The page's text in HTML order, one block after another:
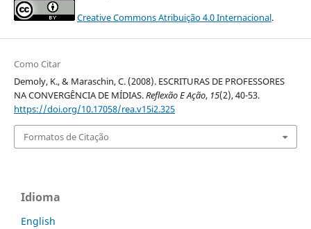
Creative Commons Atribuição 4.0 Internacional.
Como Citar
Demoly, K., & Maraschin, C. (2008). ESCRITURAS DE PROFESSORES
NA CONVERGÊNCIA DE MÍDIAS.Reflexão E Ação, 15(2), 40-53.
https://doi.org/10.17058/rea.v15i2.325
Formatos de Citação
Idioma
English